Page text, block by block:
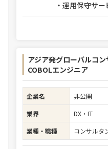
・運用保守サー
アジア発グローバルコ
COBOLエンジニア
企業名
非公開
業界
DX・IT
業種・職種
コンサルタ